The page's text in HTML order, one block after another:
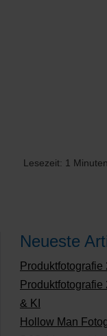
Lesezeit: 1 Minuten
Neueste
& KI
Hollow Man